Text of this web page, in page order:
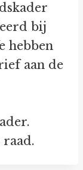
bij
hebben
aan de
raad.